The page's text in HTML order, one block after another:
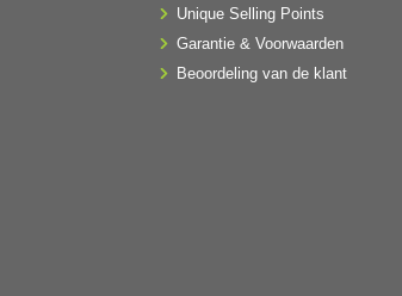
Unique Selling Points
Garantie & Voorwaarden
Beoordeling van de klant